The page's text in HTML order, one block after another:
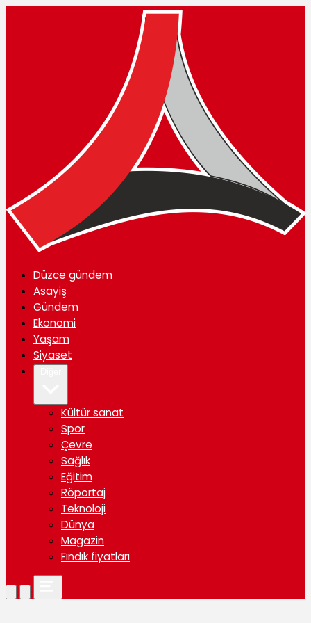
Düzce gündem
Asayiş
Gündem
Ekonomi
Yaşam
Siyaset
Kültür sanat
Spor
Çevre
Sağlık
Eğitim
Röportaj
Teknoloji
Dünya
Magazin
Fındık fiyatları